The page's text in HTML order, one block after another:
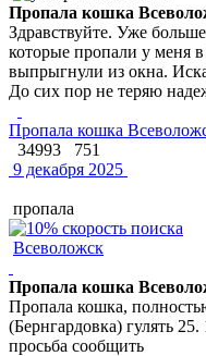
Пропала кошка
Здравствуйте. Уже
которые пропали у меня
выпрыгнули из окна.
До сих пор не теряю
Пропала кошка
34993
751
9 декабря 2025
пропала
Всеволожск
Пропала кошка
Пропала кошка,
(Бернгардовка) гулять
просьба сообщить